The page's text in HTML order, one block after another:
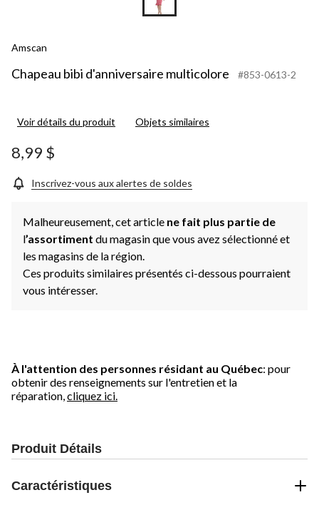
Amscan
Chapeau bibi d'anniversaire multicolore #853-0613-2
Voir détails du produit Objets similaires
8,99 $
Inscrivez-vous aux alertes de soldes
Malheureusement, cet article ne fait plus partie de
l’assortiment du magasin que vous avez sélectionné et
les magasins de la région.
Ces produits similaires présentés ci-dessous pourraient
vous intéresser.
À l'attention des personnes résidant au Québec: pour
obtenir des renseignements sur l'entretien et la
réparation, cliquez ici.
Produit Détails
Caractéristiques